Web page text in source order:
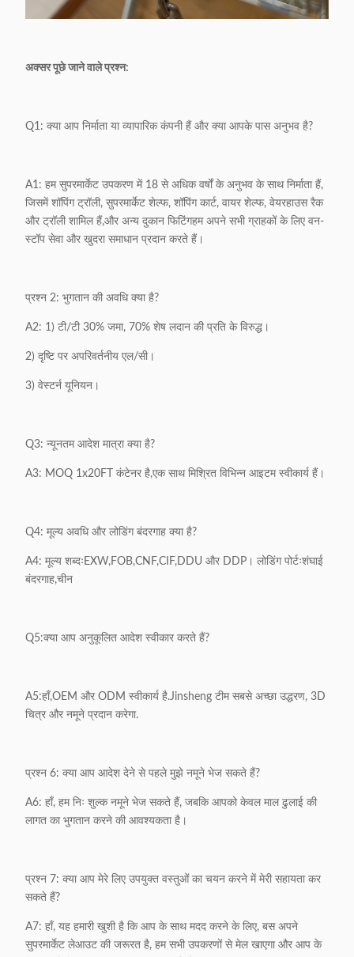
अक्सर पूछे जाने वाले प्रश्न:
Q1: क्या आप निर्माता या व्यापारिक कंपनी हैं और क्या आपके पास अनुभव है?
A1: हम सुपरमार्केट उपकरण में 18 से अधिक वर्षों के अनुभव के साथ निर्माता हैं,
जिसमें शॉपिंग ट्रॉली, सुपरमार्केट शेल्फ, शॉपिंग कार्ट, वायर शेल्फ, वेयरहाउस रैक
और ट्रॉली शामिल हैं,और अन्य दुकान फिटिंगहम अपने सभी ग्राहकों के लिए वन-
स्टॉप सेवा और खुदरा समाधान प्रदान करते हैं।
प्रश्न 2: भुगतान की अवधि क्या है?
A2: 1) टी/टी 30% जमा, 70% शेष लदान की प्रति के विरुद्ध।
2) दृष्टि पर अपरिवर्तनीय एल/सी।
3) वेस्टर्न यूनियन।
Q3: न्यूनतम आदेश मात्रा क्या है?
A3: MOQ 1x20FT कंटेनर है,एक साथ मिश्रित विभिन्न आइटम स्वीकार्य हैं।
Q4: मूल्य अवधि और लोडिंग बंदरगाह क्या है?
A4: मूल्य शब्दःEXW,FOB,CNF,CIF,DDU और DDP। लोडिंग पोर्टःशंघाई
बंदरगाह,चीन
Q5:क्या आप अनुकूलित आदेश स्वीकार करते हैं?
A5:हाँ,OEM और ODM स्वीकार्य है.Jinsheng टीम सबसे अच्छा उद्धरण, 3D
चित्र और नमूने प्रदान करेगा.
प्रश्न 6: क्या आप आदेश देने से पहले मुझे नमूने भेज सकते हैं?
A6: हाँ, हम निः शुल्क नमूने भेज सकते हैं, जबकि आपको केवल माल ढुलाई की
लागत का भुगतान करने की आवश्यकता है।
प्रश्न 7: क्या आप मेरे लिए उपयुक्त वस्तुओं का चयन करने में मेरी सहायता कर
सकते हैं?
A7: हाँ, यह हमारी खुशी है कि आप के साथ मदद करने के लिए, बस अपने
सुपरमार्केट लेआउट की जरूरत है, हम सभी उपकरणों से मेल खाएगा और आप के